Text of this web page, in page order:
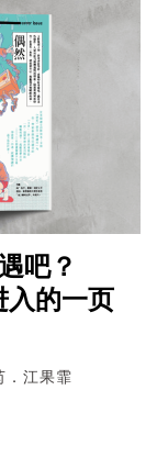
吧？
入的一页
．江果霏